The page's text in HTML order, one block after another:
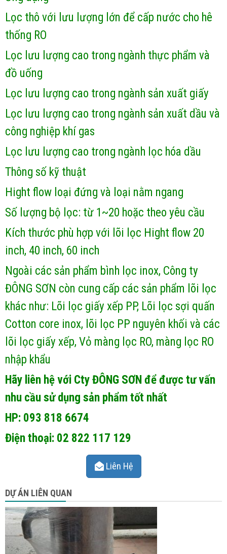
Lọc thô với lưu lượng lớn để cấp nước cho hê
thống RO
Lọc lưu lượng cao trong ngành thực phẩm và
đồ uống
Lọc lưu lượng cao trong ngành sản xuất giấy
Lọc lưu lượng cao trong ngành sản xuất dầu và
công nghiệp khí gas
Lọc lưu lượng cao trong ngành lọc hóa dầu
Thông số kỹ thuật
Hight flow loại đứng và loại nằm ngang
Số lượng bộ lọc: từ 1~20 hoặc theo yêu cầu
Kích thước phù hợp với lõi lọc Hight flow 20
inch, 40 inch, 60 inch
Ngoài các sản phẩm bình lọc inox, Công ty
ĐÔNG SƠN còn cung cấp các sản phẩm lõi lọc
khác như: Lõi lọc giấy xếp PP, Lõi lọc sợi quấn
Cotton core inox, lõi lọc PP nguyên khối và các
lõi lọc giấy xếp, Vỏ màng lọc RO, màng lọc RO
nhập khẩu
Hãy liên hệ với Cty ĐÔNG SƠN để được tư vấn
nhu cầu sử dụng sản phẩm tốt nhất
HP: 093 818 6674
Điện thoại: 02 822 117 129
Liên Hệ
DỰ ÁN LIÊN QUAN